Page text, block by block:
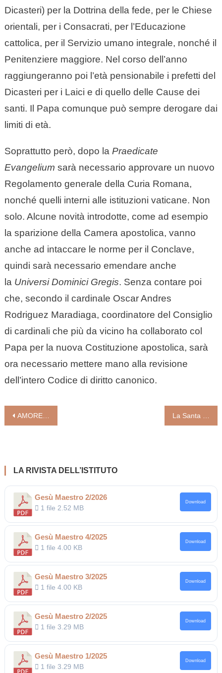
Dicasteri) per la Dottrina della fede, per le Chiese
orientali, per i Consacrati, per l’Educazione
cattolica, per il Servizio umano integrale, nonché il
Penitenziere maggiore. Nel corso dell’anno
raggiungeranno poi l’età pensionabile i prefetti del
Dicasteri per i Laici e di quello delle Cause dei
santi. Il Papa comunque può sempre derogare dai
limiti di età.
Soprattutto però, dopo la Praedicate
Evangelium sarà necessario approvare un nuovo
Regolamento generale della Curia Romana,
nonché quelli interni alle istituzioni vaticane. Non
solo. Alcune novità introdotte, come ad esempio
la sparizione della Camera apostolica, vanno
anche ad intaccare le norme per il Conclave,
quindi sarà necessario emendare anche
la Universi Dominici Gregis. Senza contare poi
che, secondo il cardinale Oscar Andres
Rodriguez Maradiaga, coordinatore del Consiglio
di cardinali che più da vicino ha collaborato col
Papa per la nuova Costituzione apostolica, sarà
ora necessario mettere mano alla revisione
dell’intero Codice di diritto canonico.
Navigazione
AMORE FAMILIARE: X INCONTRO MONDIALE DELLE FAMIGLIE “MULTICENTRICO” E “DIFFUSO” IN TUTTO IL MONDO
LA RIVISTA DELL’ISTITUTO
Gesù Maestro 2/2026
1 file 2.52 MB
Download
Gesù Maestro 4/2025
1 file4.00 KB
Download
Gesù Maestro 3/2025
1 file4.00 KB
Download
Gesù Maestro 2/2025
1 file3.29 MB
Download
Gesù Maestro 1/2025
1 file3.29 MB
Download